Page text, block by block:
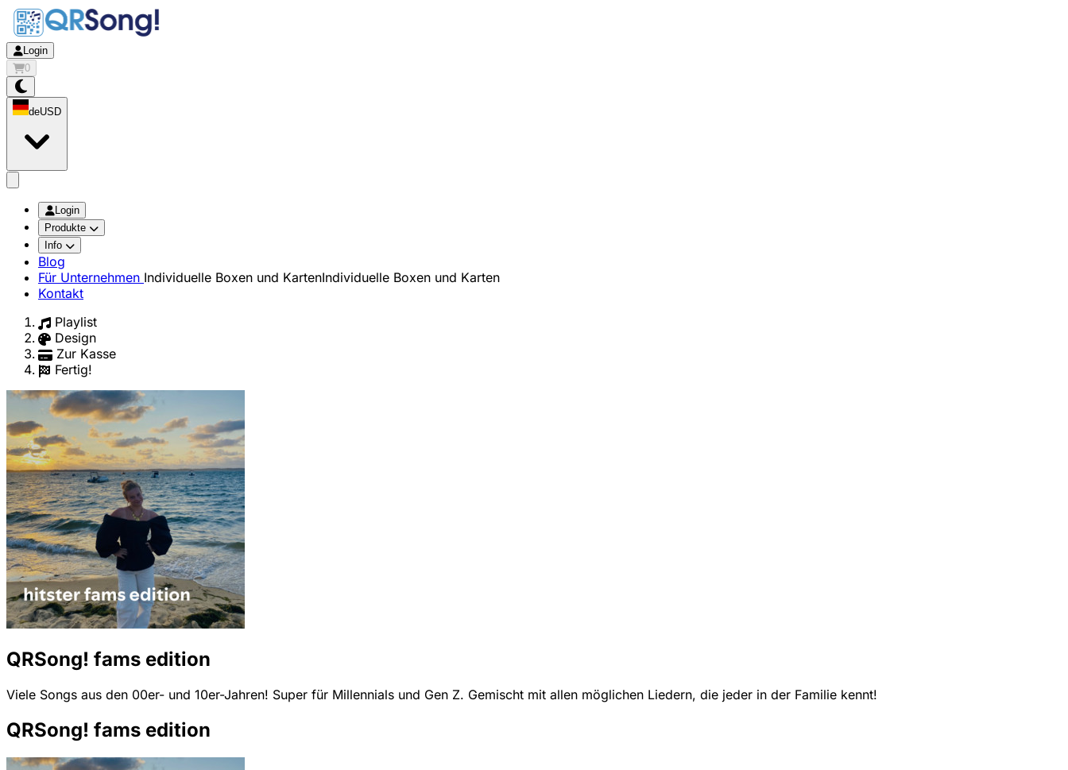
Login
0
deUSD
Login
Produkte
Info
Blog
Für Unternehmen Individuelle Boxen und KartenIndividuelle Boxen und Karten
Kontakt
Playlist
Design
Zur Kasse
Fertig!
QRSong! fams edition
Viele Songs aus den 00er- und 10er-Jahren! Super für Millennials und Gen Z. Gemischt mit allen möglichen Liedern, die jeder in der Familie kennt!
QRSong! fams edition